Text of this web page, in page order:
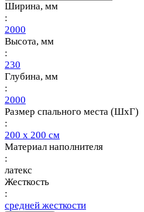
Ширина, мм
:
2000
Высота, мм
:
230
Глубина, мм
:
2000
Размер спального места (ШхГ)
:
200 х 200 см
Материал наполнителя
:
латекс
Жесткость
:
средней жесткости